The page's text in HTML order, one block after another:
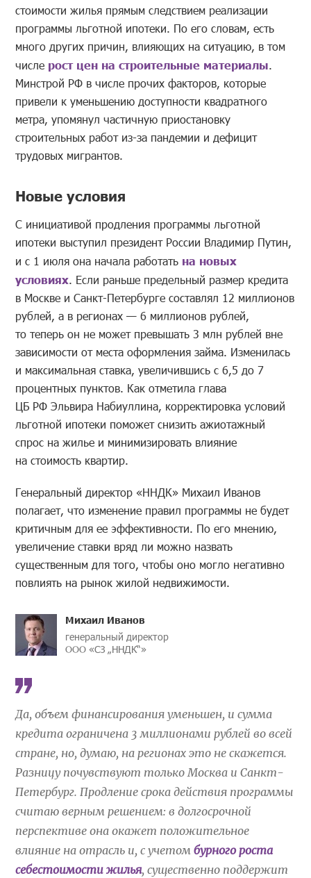
стоимости жилья прямым следствием реализации
программы льготной ипотеки. По его словам, есть
много других причин, влияющих на ситуацию, в том
числе рост цен на строительные материалы.
Минстрой РФ в числе прочих факторов, которые
привели к уменьшению доступности квадратного
метра, упомянул частичную приостановку
строительных работ из-за пандемии и дефицит
трудовых мигрантов.
Новые условия
С инициативой продления программы льготной
ипотеки выступил президент России Владимир Путин,
и с 1 июля она начала работать на новых
условиях. Если раньше предельный размер кредита
в Москве и Санкт-Петербурге составлял 12 миллионов
рублей, а в регионах — 6 миллионов рублей,
то теперь он не может превышать 3 млн рублей вне
зависимости от места оформления займа. Изменилась
и максимальная ставка, увеличившись с 6,5 до 7
процентных пунктов. Как отметила глава
ЦБ РФ Эльвира Набиуллина, корректировка условий
льготной ипотеки поможет снизить ажиотажный
спрос на жилье и минимизировать влияние
на стоимость квартир.
Генеральный директор «ННДК» Михаил Иванов
полагает, что изменение правил программы не будет
критичным для ее эффективности. По его мнению,
увеличение ставки вряд ли можно назвать
существенным для того, чтобы оно могло негативно
повлиять на рынок жилой недвижимости.
Да, объем финансирования уменьшен, и сумма
кредита ограничена 3 миллионами рублей во всей
стране, но, думаю, на регионах это не скажется.
Разницу почувствуют только Москва и Санкт-
Петербург. Продление срока действия программы
считаю верным решением: в долгосрочной
перспективе она окажет положительное
влияние на отрасль и, с учетомбурного роста
себестоимости жилья, существенно поддержит
Михаил Иванов
генеральный директор
ООО«СЗ„ННДК“»